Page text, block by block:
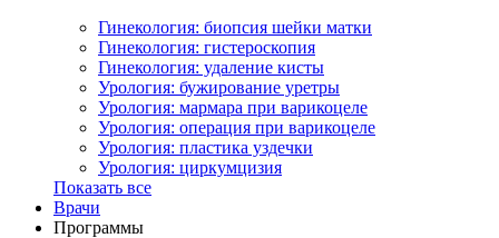
Гинекология: биопсия шейки матки
Гинекология: гистероскопия
Гинекология: удаление кисты
Урология: бужирование уретры
Урология: мармара при варикоцеле
Урология: операция при варикоцеле
Урология: пластика уздечки
Урология: циркумцизия
Показать все
Врачи
Программы